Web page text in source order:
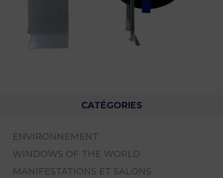
CATÉGORIES
ENVIRONNEMENT
WINDOWS OF THE WORLD
MANIFESTATIONS ET SALONS